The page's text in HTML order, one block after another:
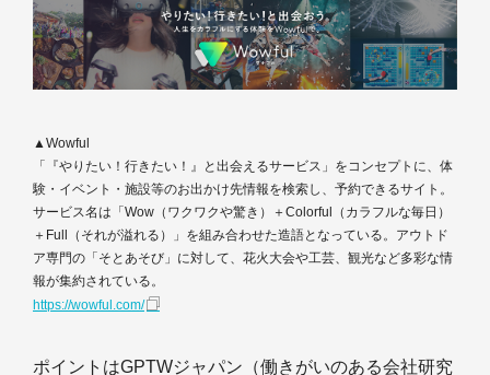
▲Wowful
「『やりたい！行きたい！』と出会えるサービス」をコンセプトに、体
験・イベント・施設等のお出かけ先情報を検索し、予約できるサイト。
サービス名は「Wow（ワクワクや驚き）＋Colorful（カラフルな毎日）
＋Full（それが溢れる）」を組み合わせた造語となっている。アウトド
ア専門の「そとあそび」に対して、花火大会や工芸、観光など多彩な情
報が集約されている。
https://wowful.com/
ポイントはGPTWジャパン（働きがいのある会社研究